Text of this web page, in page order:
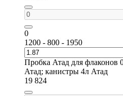
0
1200 - 800 - 1950
Пробка Атад для флаконов
Атад; канистры 4л Атад
19 824